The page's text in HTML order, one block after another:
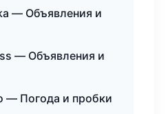
— Объявления и
— Объявления и
— Погода и пробки